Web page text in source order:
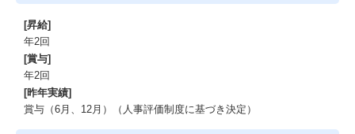
[昇給]
年2回
[賞与]
年2回
[昨年実績]
賞与（6月、12月）（人事評価制度に基づき決定）